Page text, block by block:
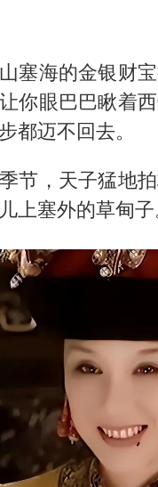
塞海的金银财
你眼巴巴瞅着西
都迈不回去。
节，天子猛地
上塞外的草甸子